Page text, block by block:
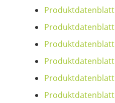
Produktdatenblatt
Produktdatenblatt
Produktdatenblatt
Produktdatenblatt
Produktdatenblatt
Produktdatenblatt